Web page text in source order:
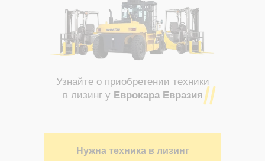
Нужна техника в лизинг
Узнайте о приобретении техники
в лизинг у Еврокара Евразия